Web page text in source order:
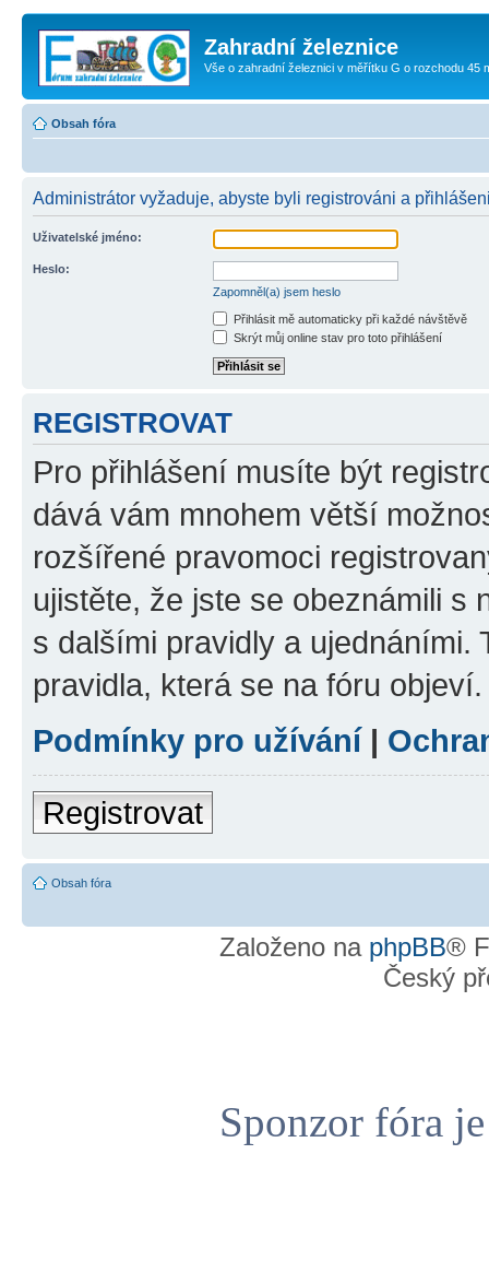
Zahradní železnice
Vše o zahradní železnici v měřítku G o rozchodu 45
Obsah fóra
Administrátor vyžaduje, abyste byli registrováni a
Uživatelské jméno:
Heslo:
Zapomněl(a) jsem heslo
Přihlásit mě automaticky při každé návštěvě
Skrýt můj online stav pro toto přihlášení
REGISTROVAT
Pro přihlášení musíte být
dává vám mnohem větší
rozšířené pravomoci
ujistěte, že jste se obeznámili s
s dalšími pravidly a ujednáními.
pravidla, která se na fóru objeví.
Podmínky pro užívání |
Registrovat
Obsah fóra
Založeno na phpBB®
Český
Sponzor fóra